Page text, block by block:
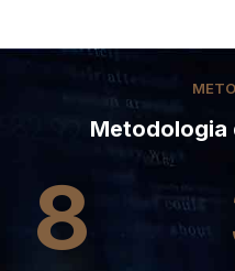
Metodologia
8